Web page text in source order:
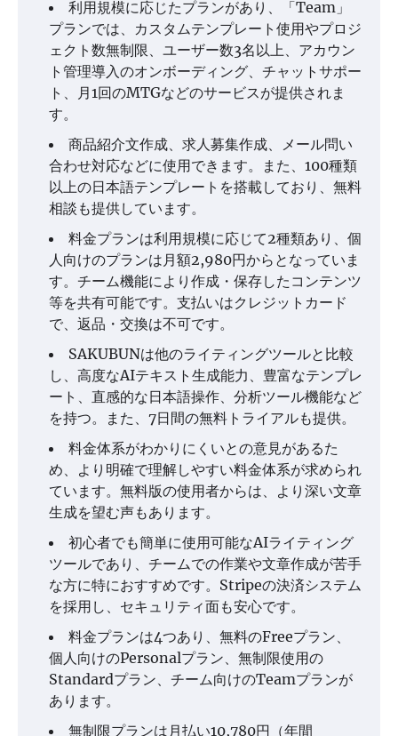
利用規模に応じたプランがあり、「Team」
プランでは、カスタムテンプレート使用やプロジ
ェクト数無制限、ユーザー数3名以上、アカウン
ト管理導入のオンボーディング、チャットサポー
ト、月1回のMTGなどのサービスが提供されま
す。
商品紹介文作成、求人募集作成、メール問い
合わせ対応などに使用できます。また、100種類
以上の日本語テンプレートを搭載しており、無料
相談も提供しています。
料金プランは利用規模に応じて2種類あり、個
人向けのプランは月額2,980円からとなっていま
す。チーム機能により作成・保存したコンテンツ
等を共有可能です。支払いはクレジットカード
で、返品・交換は不可です。
SAKUBUNは他のライティングツールと比較
し、高度なAIテキスト生成能力、豊富なテンプレ
ート、直感的な日本語操作、分析ツール機能など
を持つ。また、7日間の無料トライアルも提供。
料金体系がわかりにくいとの意見があるた
め、より明確で理解しやすい料金体系が求められ
ています。無料版の使用者からは、より深い文章
生成を望む声もあります。
初心者でも簡単に使用可能なAIライティング
ツールであり、チームでの作業や文章作成が苦手
な方に特におすすめです。Stripeの決済システム
を採用し、セキュリティ面も安心です。
料金プランは4つあり、無料のFreeプラン、
個人向けのPersonalプラン、無制限使用の
Standardプラン、チーム向けのTeamプランが
あります。
無制限プランは月払い10,780円（年間